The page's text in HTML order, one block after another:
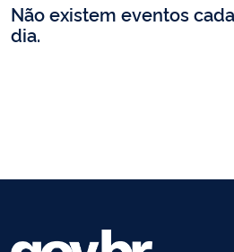
Não existem eventos
dia.